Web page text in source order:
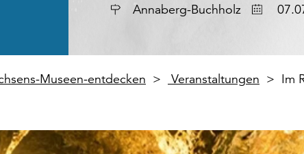
Annaberg-Buchholz Datum
Museen-entdecken Veranstaltungen Im